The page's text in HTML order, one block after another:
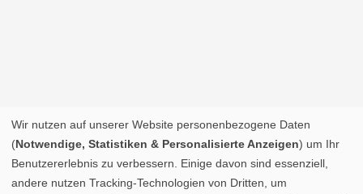
Wir nutzen auf unserer Website personenbezogene Daten
(Notwendige, Statistiken & Personalisierte Anzeigen) um Ihr
Benutzererlebnis zu verbessern. Einige davon sind essenziell,
andere nutzen Tracking-Technologien von Dritten, um